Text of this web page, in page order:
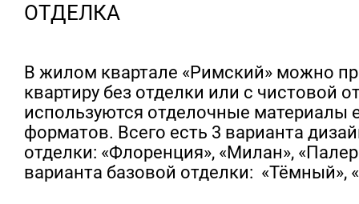
ОТДЕЛКА
В жилом квартале «Римский» можно
квартиру без отделки или с чистовой
используются отделочные материалы
форматов. Всего есть 3 варианта
отделки: «Флоренция», «Милан»,
варианта базовой отделки: «Тёмный»,